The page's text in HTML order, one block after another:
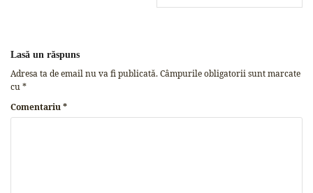
Lasă un răspuns
Adresa ta de email nu va fi publicată.Câmpurile obligatorii sunt marcate
cu*
Comentariu*